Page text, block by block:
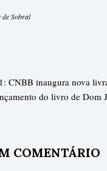
de Sobral
CNBB inaugura nova
do livro de Dom
COMENTÁRIO